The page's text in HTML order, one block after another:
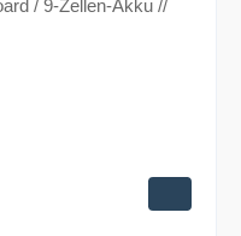
/ 9-Zellen-Akku //